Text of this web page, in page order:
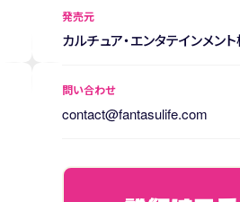
発売元
カルチュア・エンタテインメン
問い合わせ
contact@fantasulife.com